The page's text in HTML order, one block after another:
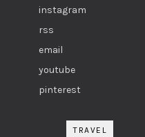
instagram
rss
email
youtube
pinterest
TRAVEL